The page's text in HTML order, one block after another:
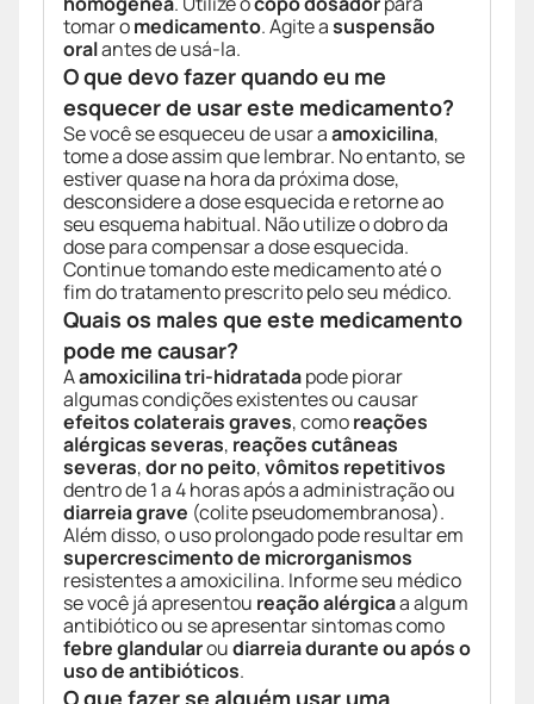
tomar omedicamento. Agite asuspensão
oralantes de usá-la.
O que devo fazer quando eu me
esquecer de usar este medicamento?
Se você se esqueceu de usar aamoxicilina,
tome a dose assim que lembrar. No entanto, se
estiver quase na hora da próxima dose,
desconsidere a dose esquecida e retorne ao
seu esquema habitual. Não utilize o dobro da
dose para compensar a dose esquecida.
Continue tomando este medicamento até o
fim do tratamento prescrito pelo seu médico.
Quais os males que este medicamento
pode me causar?
Aamoxicilina tri-hidratadapode piorar
algumas condições existentes ou causar
efeitos colaterais graves, comoreações
alérgicas severas, reações cutâneas
severas,dor no peito,vômitos repetitivos
dentro de 1 a 4 horas após a administração ou
diarreia grave (colite pseudomembranosa).
Além disso, o uso prolongado pode resultar em
supercrescimento de microrganismos
resistentes a amoxicilina. Informe seu médico
se você já apresentou reação alérgicaa algum
antibiótico ou se apresentar sintomas como
febre glandularoudiarreia durante ou após o
uso de antibióticos.
O que fazer se alguém usar uma